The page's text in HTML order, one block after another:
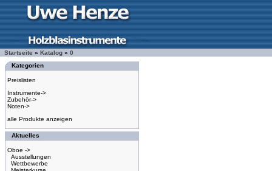
Startseite » Katalog » 0
Kategorien
Preislisten
Instrumente->
Zubehör->
Noten->
alle Produkte anzeigen
Aktuelles
Oboe ->
Ausstellungen
Wettbewerbe